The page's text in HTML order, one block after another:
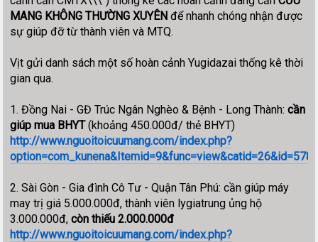
MANG KHÔNG THƯỜNG XUYÊN để nhanh chóng nhận được
sự giúp đỡ từ thành viên và MTQ.
Vịt gửi danh sách một số hoàn cảnh Yugidazai thống kê thời
gian qua.
1. Đồng Nai - GĐ Trúc Ngân Nghèo & Bệnh - Long Thành:cần
giúp mua BHYT(khoảng 450.000đ/ thẻ BHYT)
http://www.nguoitoicuumang.com/index.php?
2. Sài Gòn - Gia đình Cô Tư - Quận Tân Phú: cần giúp máy
may trị giá 5.000.000đ, thành viên lygiatrung ủng hộ
3.000.000đ,còn thiếu 2.000.000đ
http://www.nguoitoicuumang.com/index.php?